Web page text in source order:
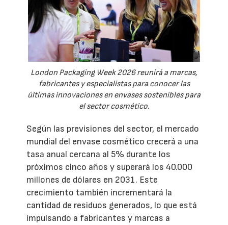
London Packaging Week 2026 reunirá a marcas,
fabricantes y especialistas para conocer las
últimas innovaciones en envases sostenibles para
el sector cosmético.
Según las previsiones del sector, el mercado
mundial del envase cosmético crecerá a una
tasa anual cercana al 5% durante los
próximos cinco años y superará los 40.000
millones de dólares en 2031. Este
crecimiento también incrementará la
cantidad de residuos generados, lo que está
impulsando a fabricantes y marcas a